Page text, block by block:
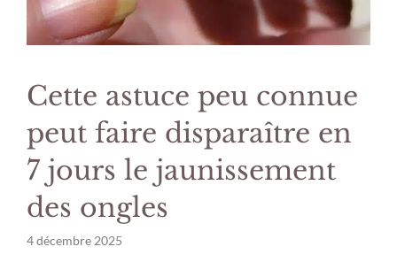
Cette astuce peu connue
peut faire disparaître en
7 jours le jaunissement
des ongles
4 décembre 2025